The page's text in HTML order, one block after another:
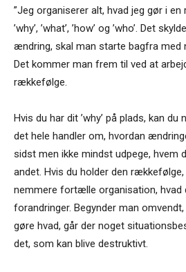
”Jeg organiserer alt, hvad jeg gør i
’why’, ’what’, ’how’ og ’who’. Det
ændring, skal man starte bagfra med
Det kommer man frem til ved at
rækkefølge.
Hvis du har dit ’why’ på plads, kan
det hele handler om, hvordan
sidst men ikke mindst udpege, hvem
andet. Hvis du holder den
nemmere fortælle organisation, hvad
forandringer. Begynder man
gøre hvad, går der noget
det, som kan blive destruktivt.